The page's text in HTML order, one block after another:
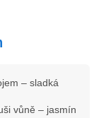
– sladká
vůně – jasmín